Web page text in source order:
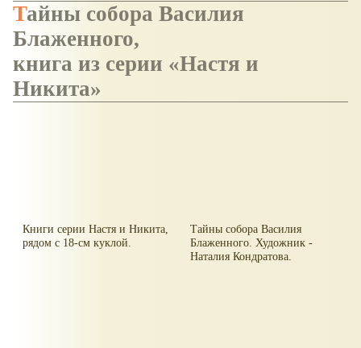
Тайны собора Василия
Блаженного,
книга из серии
Настя и
Никита
Книги серии Настя и Никита,
рядом с 18-см куклой.
Тайны собора Василия
Блаженного. Художник -
Наталия Кондратова.